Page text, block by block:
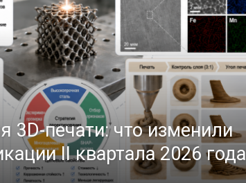
3D-печати: что изменили
II квартала 2026 года